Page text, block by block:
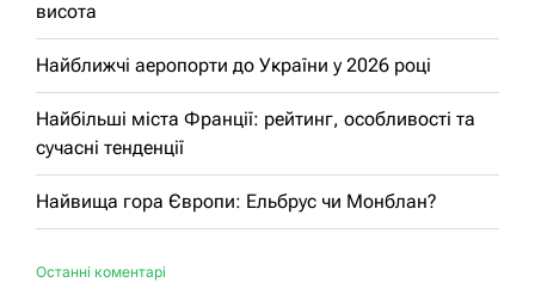
висота
Найближчі аеропорти до України у 2026 році
Найбільші міста Франції: рейтинг, особливості та
сучасні тенденції
Найвища гора Європи: Ельбрус чи Монблан?
Останні коментарі